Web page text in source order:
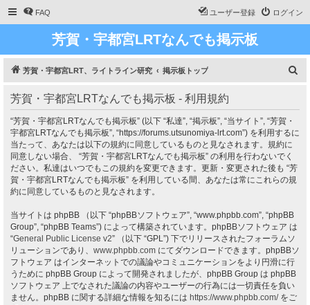
FAQ ログイン
ユーザー登録
芳賀・宇都宮LRTなんでも掲示板
芳賀・宇都宮LRT、ライトライン研究 掲示板トップ
芳賀・宇都宮LRTなんでも掲示板 - 利用規約
“芳賀・宇都宮LRTなんでも掲示板” (以下 “私達”, “掲示板”, “当サイト”, “芳賀・
宇都宮LRTなんでも掲示板”, “https://forums.utsunomiya-lrt.com”) を利用するに
当たって、あなたは以下の規約に同意しているものと見なされます。規約に
同意しない場合、 “芳賀・宇都宮LRTなんでも掲示板” の利用を行わないでく
ださい。私達はいつでもこの規約を変更できます。更新・変更された後も “芳
賀・宇都宮LRTなんでも掲示板” を利用している間、あなたは常にこれらの規
約に同意しているものと見なされます。
当サイトは phpBB （以下 “phpBBソフトウェア”, “www.phpbb.com”, “phpBB
Group”, “phpBB Teams”) によって構築されています。phpBBソフトウェア は
“General Public License v2” （以下 “GPL”) 下でリリースされたフォーラムソ
リューションであり、 www.phpbb.com にてダウンロードできます。phpBBソ
フトウェア はインターネットでの議論やコミュニケーションをより円滑に行
うために phpBB Group によって開発されましたが、phpBB Group は phpBB
ソフトウェア 上でなされた議論の内容やユーザーの行為には一切責任を負い
ません。phpBB に関する詳細な情報を知るには https://www.phpbb.com/をご